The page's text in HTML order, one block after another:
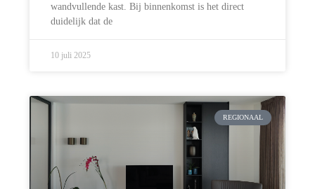
wandvullende kast. Bij binnenkomst is het direct
duidelijk dat de
10 juli 2025
REGIONAAL